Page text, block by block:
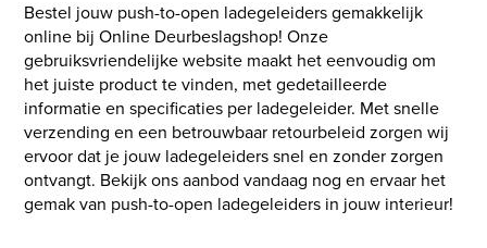
Bestel jouw push-to-open ladegeleiders gemakkelijk
online bij Online Deurbeslagshop! Onze
gebruiksvriendelijke website maakt het eenvoudig om
het juiste product te vinden, met gedetailleerde
informatie en specificaties per ladegeleider. Met snelle
verzending en een betrouwbaar retourbeleid zorgen wij
ervoor dat je jouw ladegeleiders snel en zonder zorgen
ontvangt. Bekijk ons aanbod vandaag nog en ervaar het
gemak van push-to-open ladegeleiders in jouw interieur!